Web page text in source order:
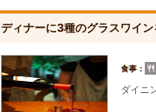
ディナーに3種のグラスワイ
食事：
ダイニ